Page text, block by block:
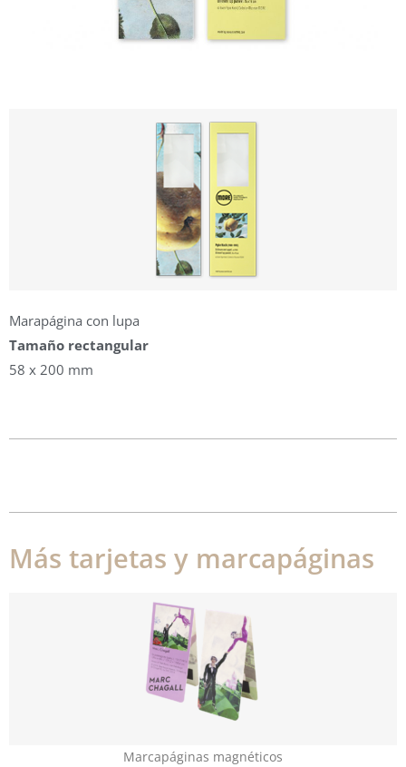
Marapágina con lupa
Tamaño rectangular
58 x 200 mm
Más tarjetas y marcapáginas
Marcapáginas magnéticos